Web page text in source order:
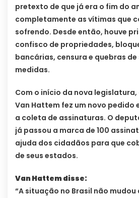
pretexto de que já era o fim do
completamente as vítimas que
sofrendo. Desde então, houve
confisco de propriedades,
bancárias, censura e quebras
medidas.
Com o início da nova
Van Hattem fez um novo pedido
a coleta de assinaturas. O
já passou a marca de 100
ajuda dos cidadãos para que
de seus estados.
Van Hattem disse:
“A situação no Brasil não